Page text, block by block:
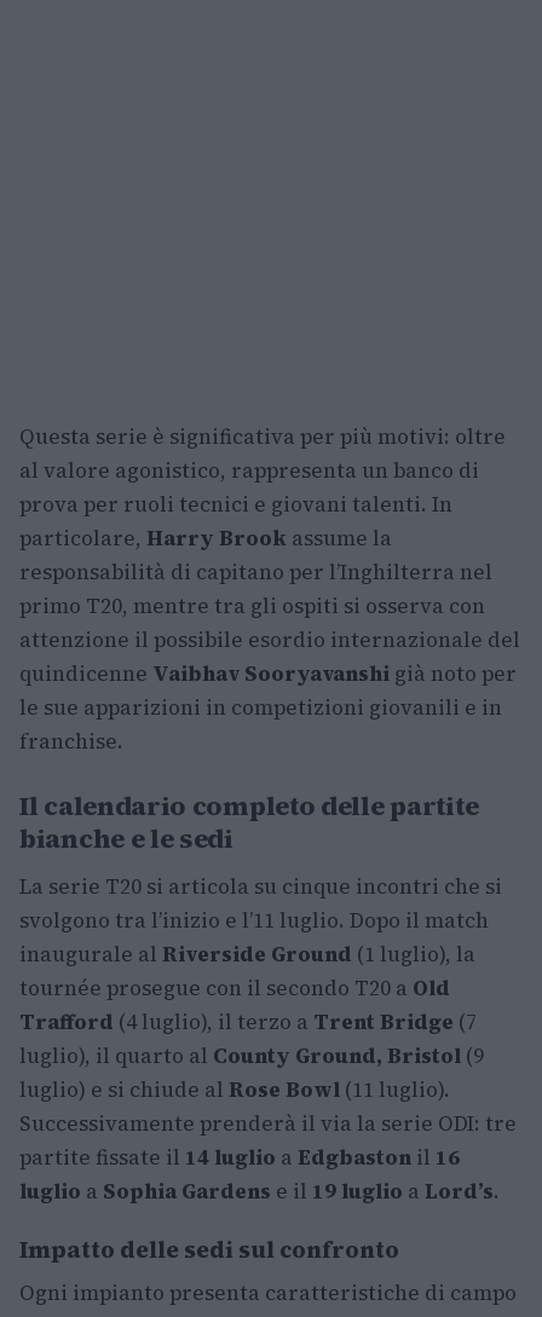
Questa serie è significativa per più motivi: oltre
al valore agonistico, rappresenta un banco di
prova per ruoli tecnici e giovani talenti. In
particolare, Harry Brook assume la
responsabilità di capitano per l’Inghilterra nel
primo T20, mentre tra gli ospiti si osserva con
attenzione il possibile esordio internazionale del
quindicenne Vaibhav Sooryavanshi già noto per
le sue apparizioni in competizioni giovanili e in
franchise.
Il calendario completo delle partite
bianche e le sedi
La serie T20 si articola su cinque incontri che si
svolgono tra l’inizio e l’11 luglio. Dopo il match
inaugurale al Riverside Ground (1 luglio), la
tournée prosegue con il secondo T20 a Old
Trafford (4 luglio), il terzo a Trent Bridge (7
luglio), il quarto al County Ground, Bristol (9
luglio) e si chiude al Rose Bowl (11 luglio).
Successivamente prenderà il via la serie ODI: tre
partite fissate il 14 luglio a Edgbaston il 16
luglio a Sophia Gardens e il 19 luglio a Lord’s.
Impatto delle sedi sul confronto
Ogni impianto presenta caratteristiche di campo